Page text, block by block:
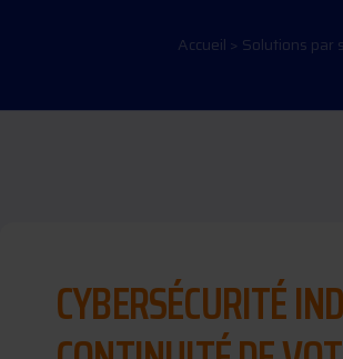
Accueil > Solutions par
CYBERSÉCURITÉ